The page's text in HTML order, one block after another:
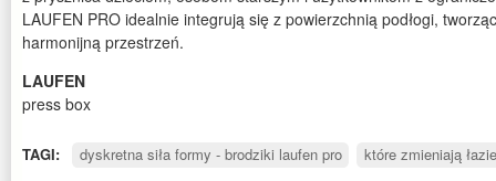
LAUFEN PRO idealnie integrują się z powierzchnią podłogi,
harmonijną przestrzeń.
LAUFEN
press box
TAGI: dyskretna siła formy - brodziki laufen pro które zmieniają